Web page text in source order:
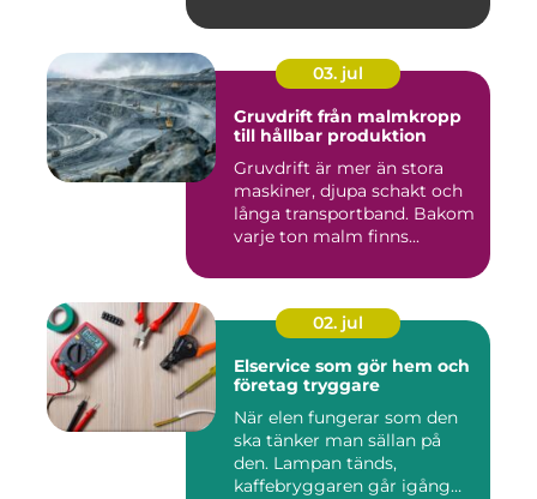
03. jul
Gruvdrift från malmkropp
till hållbar produktion
Gruvdrift är mer än stora
maskiner, djupa schakt och
långa transportband. Bakom
varje ton malm finns...
02. jul
Elservice som gör hem och
företag tryggare
När elen fungerar som den
ska tänker man sällan på
den. Lampan tänds,
kaffebryggaren går igång